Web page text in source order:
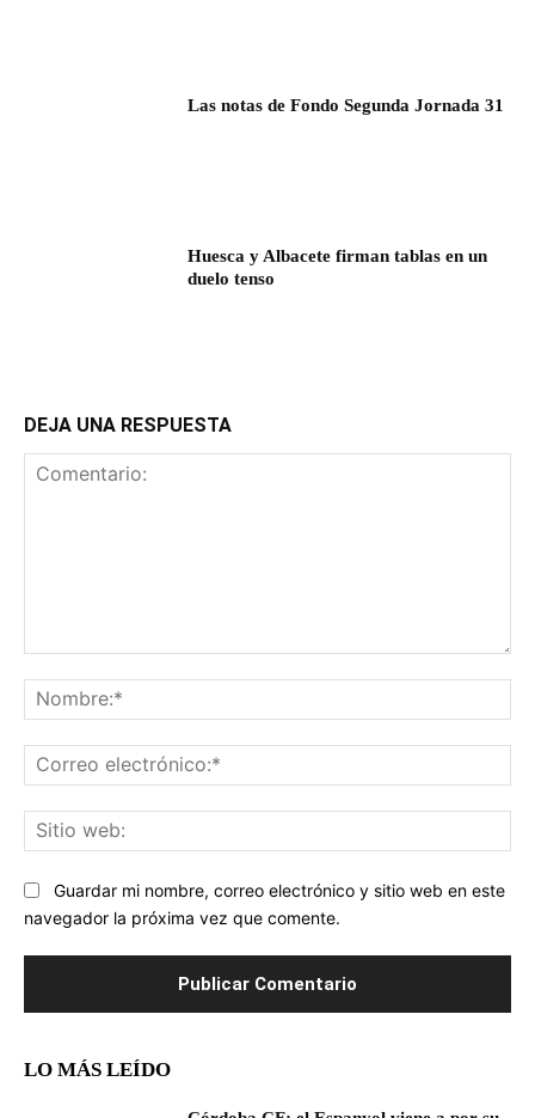
Las notas de Fondo Segunda Jornada 31
Huesca y Albacete firman tablas en un
duelo tenso
DEJA UNA RESPUESTA
Guardar mi nombre, correo electrónico y sitio web en este
navegador la próxima vez que comente.
LO MÁS LEÍDO